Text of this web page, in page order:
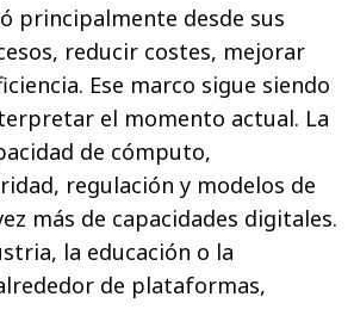
principalmente desde sus
reducir costes, mejorar
Ese marco sigue siendo
el momento actual. La
de cómputo,
regulación y modelos de
más de capacidades digitales.
la educación o la
de plataformas,